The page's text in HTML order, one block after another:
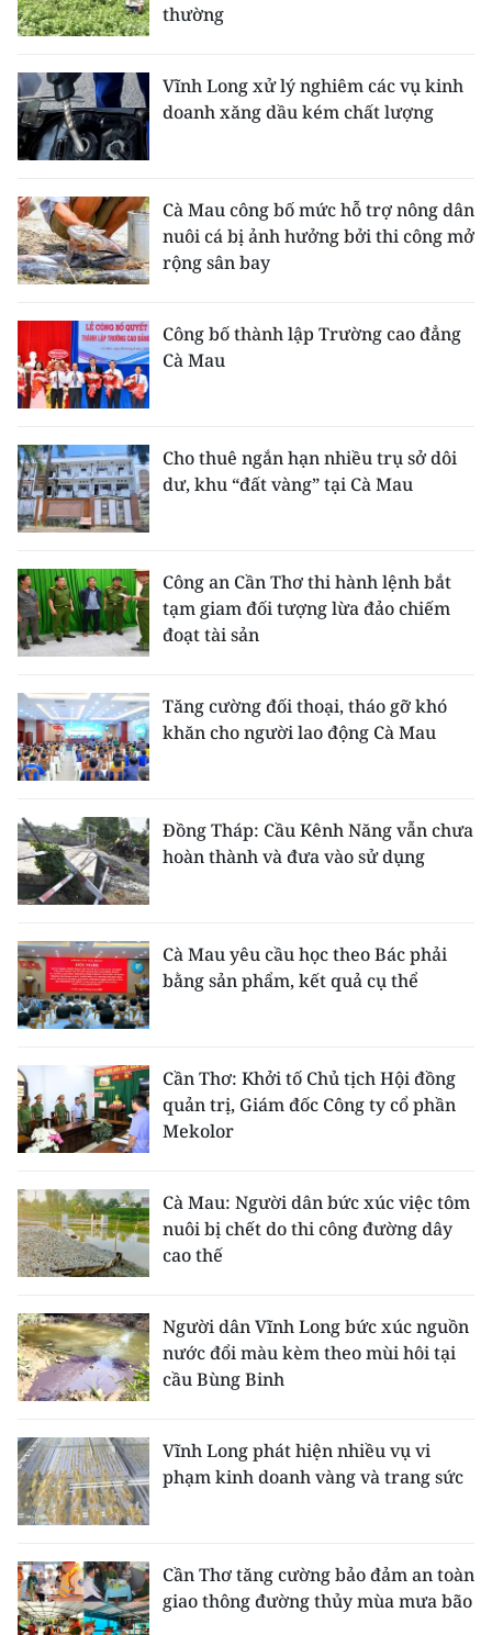
thường
Vĩnh Long xử lý nghiêm các vụ kinh
doanh xăng dầu kém chất lượng
Cà Mau công bố mức hỗ trợ nông dân
nuôi cá bị ảnh hưởng bởi thi công mở
rộng sân bay
Công bố thành lập Trường cao đẳng
Cà Mau
Cho thuê ngắn hạn nhiều trụ sở dôi
dư, khu “đất vàng” tại Cà Mau
Công an Cần Thơ thi hành lệnh bắt
tạm giam đối tượng lừa đảo chiếm
đoạt tài sản
Tăng cường đối thoại, tháo gỡ khó
khăn cho người lao động Cà Mau
Đồng Tháp: Cầu Kênh Năng vẫn chưa
hoàn thành và đưa vào sử dụng
Cà Mau yêu cầu học theo Bác phải
bằng sản phẩm, kết quả cụ thể
Cần Thơ: Khởi tố Chủ tịch Hội đồng
quản trị, Giám đốc Công ty cổ phần
Mekolor
Cà Mau: Người dân bức xúc việc tôm
nuôi bị chết do thi công đường dây
cao thế
Người dân Vĩnh Long bức xúc nguồn
nước đổi màu kèm theo mùi hôi tại
cầu Bùng Binh
Vĩnh Long phát hiện nhiều vụ vi
phạm kinh doanh vàng và trang sức
Cần Thơ tăng cường bảo đảm an toàn
giao thông đường thủy mùa mưa bão